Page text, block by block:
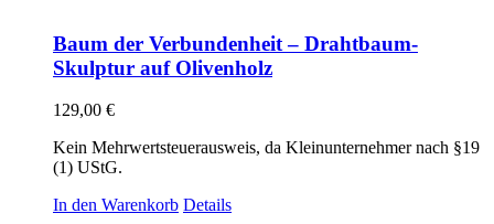
Baum der Verbundenheit – Drahtbaum-
Skulptur auf Olivenholz
129,00 €
Kein Mehrwertsteuerausweis, da Kleinunternehmer nach §19
(1) UStG.
In den Warenkorb Details